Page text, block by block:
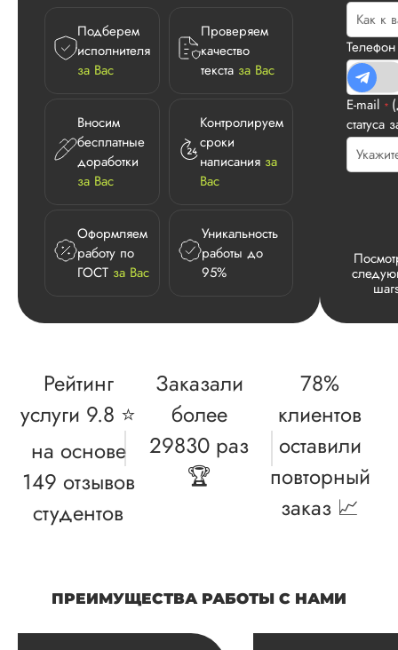
Подберем
исполнителя
за Вас
Проверяем
качество
текста за Вас
Вносим
бесплатные
доработки
за Вас
Контролируем
сроки
написания за
Вас
Оформляем
работу по
ГОСТ за Вас
Уникальность
работы до
95%
E-mail *
статуса
Рейтинг
услуги 9.8 ⭐
на основе
149 отзывов
студентов
Заказали
более
29830 раз
🏆
78%
клиентов
оставили
повторный
заказ 📈
ПРЕИМУЩЕСТВА РАБОТЫ С НАМИ
Виктория
Вид работы:
Докторская по
была выполнена в
соответствии с
условиями ТЗ.
сотрудничества
(официальный
договор,
адекватные
компании,
качество работы,
высокая
и т.д. Спасибо...
Для нас это много
поддержку! 🤝
Ответ от